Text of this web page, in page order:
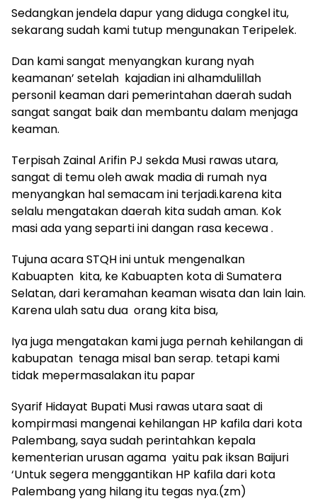
Sedangkan jendela dapur yang diduga congkel itu,
sekarang sudah kami tutup mengunakan Teripelek.
Dan kami sangat menyangkan kurang nyah
keamanan’ setelah kajadian ini alhamdulillah
personil keaman dari pemerintahan daerah sudah
sangat sangat baik dan membantu dalam menjaga
keaman.
Terpisah Zainal Arifin PJ sekda Musi rawas utara,
sangat di temu oleh awak madia di rumah nya
menyangkan hal semacam ini terjadi.karena kita
selalu mengatakan daerah kita sudah aman. Kok
masi ada yang separti ini dangan rasa kecewa .
Tujuna acara STQH ini untuk mengenalkan
Kabuapten kita, ke Kabuapten kota di Sumatera
Selatan, dari keramahan keaman wisata dan lain lain.
Karena ulah satu dua orang kita bisa,
Iya juga mengatakan kami juga pernah kehilangan di
kabupatan tenaga misal ban serap. tetapi kami
tidak mepermasalakan itu papar
Syarif Hidayat Bupati Musi rawas utara saat di
kompirmasi mangenai kehilangan HP kafila dari kota
Palembang, saya sudah perintahkan kepala
kementerian urusan agama yaitu pak iksan Baijuri
‘Untuk segera menggantikan HP kafila dari kota
Palembang yang hilang itu tegas nya.(zm)